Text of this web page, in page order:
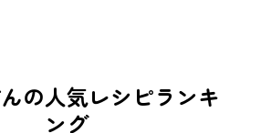
の人気レシピランキ
ング